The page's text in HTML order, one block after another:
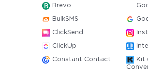
Brevo
BulkSMS
ClickSend
ClickUp
Constant Contact
Kit